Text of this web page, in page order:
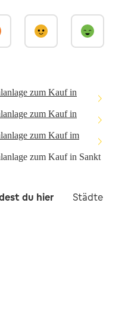
zum Kauf in
zum Kauf in
zum Kauf im
zum Kauf in Sankt
du hier Städte in